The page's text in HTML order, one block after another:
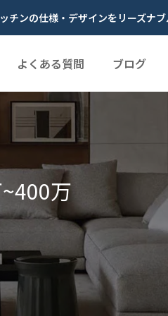
チンの仕様・デザインをリーズナ
よくある質問 ブログ
万